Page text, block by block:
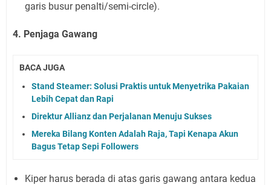
garis busur penalti/semi-circle).
4. Penjaga Gawang
BACA JUGA
Stand Steamer: Solusi Praktis untuk Menyetrika Pakaian
Lebih Cepat dan Rapi
Direktur Allianz dan Perjalanan Menuju Sukses
Mereka Bilang Konten Adalah Raja, Tapi Kenapa Akun
Bagus Tetap Sepi Followers
Kiper harus berada di atas garis gawang antara kedua